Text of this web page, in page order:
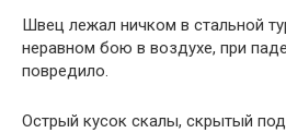
Швец лежал ничком в стальной
неравном бою в воздухе, при
повредило.
Острый кусок скалы, скрытый